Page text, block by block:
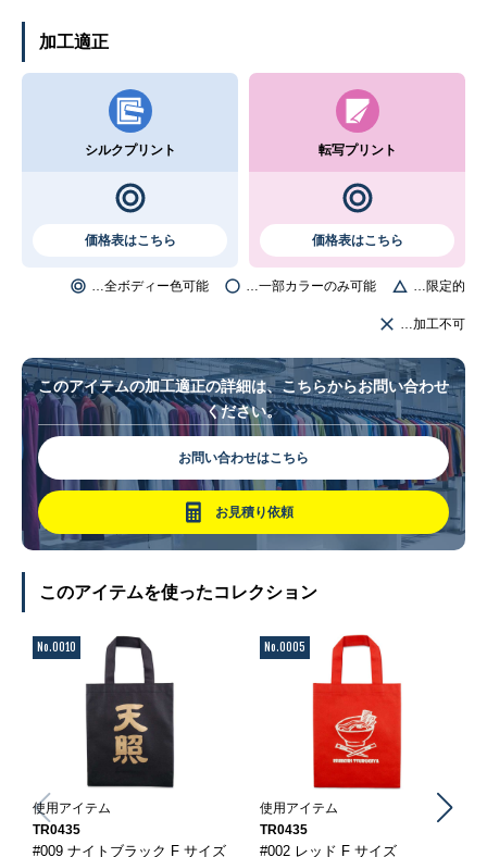
加工適正
シルクプリント
価格表はこちら
転写プリント
価格表はこちら
…全ボディー色可能 …一部カラーのみ可能 …限定的
…加工不可
このアイテムの加工適正の詳細は、こちらからお問い合わせ
ください。
お問い合わせはこちら
お見積り依頼
このアイテムを使ったコレクション
No.0010
使用アイテム
TR0435
#009 ナイトブラック F サイズ
No.0005
使用アイテム
TR0435
#002 レッド F サイズ